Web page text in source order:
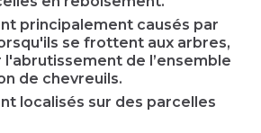
principalement causés par
se frottent aux arbres,
de l’ensemble
de chevreuils.
localisés sur des parcelles